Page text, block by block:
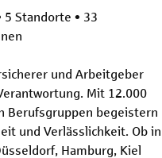
5 Standorte • 33
und Arbeitgeber
Mit 12.000
Berufsgruppen begeistern
und Verlässlichkeit. Ob in
Hamburg, Kiel